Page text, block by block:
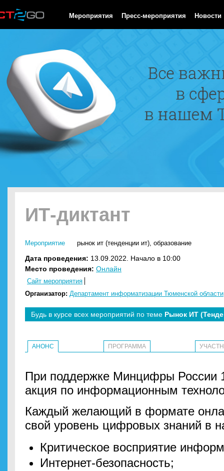
Мероприятия Пресс-мероприятия Новости
ИТ-диктант
Мероприятие рынок ит (тенденции ит), образование
Дата проведения: 13.09.2022. Начало в 10:00
Место проведения: Онлайн
Сайт мероприятия
Организатор: Департамент информатизации Тюменской области
Будь в курсе всех мероприятий по теме Рынок ИТ
АНОНС ПРОГРАММА
При поддержке Минцифры России
акция по информационным
Каждый желающий в формате
свой уровень цифровых знаний в
Критическое восприятие
Интернет-безопасность;